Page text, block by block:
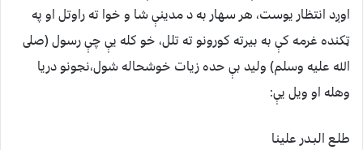
اوږد انتظار يوست، هر سهار به د مدينې شا و خوا ته راوتل او په
ټکنده غرمه کې به بيرته کورونو ته تلل، خو کله يې چې رسول (صلى
الله عليه وسلم) وليد بې حده زيات خوشحاله شول،نجونو دريا
وهله او ويل يې:
طلـع البـدر علينا